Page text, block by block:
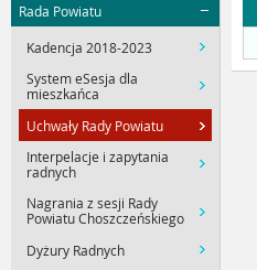
Rada Powiatu
Kadencja 2018-2023
System eSesja dla
mieszkańca
Uchwały Rady Powiatu
Interpelacje i zapytania
radnych
Nagrania z sesji Rady
Powiatu Choszczeńskiego
Dyżury Radnych